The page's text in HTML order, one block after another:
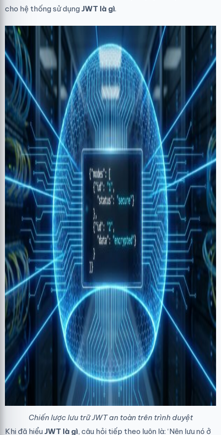
cho hệ thống sử dụng JWT là gì.
Chiến lược lưu trữ JWT an toàn trên trình duyệt
Khi đã hiểu JWT là gì, câu hỏi tiếp theo luôn là: ‘Nên lưu nó ở